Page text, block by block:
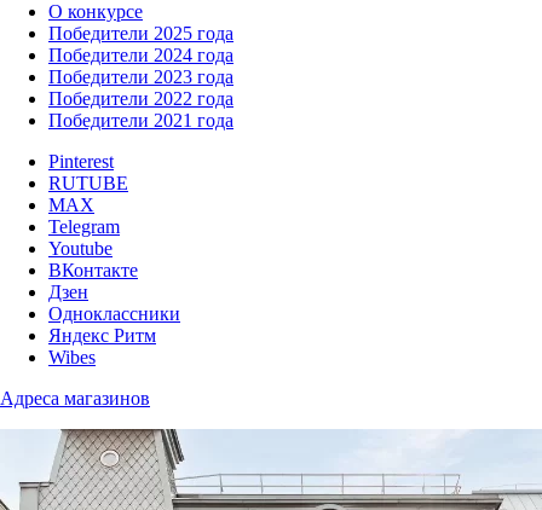
О конкурсе
Победители 2025 года
Победители 2024 года
Победители 2023 года
Победители 2022 года
Победители 2021 года
Pinterest
RUTUBE
MAX
Telegram
Youtube
ВКонтакте
Дзен
Одноклассники
Яндекс Ритм
Wibes
Адреса магазинов